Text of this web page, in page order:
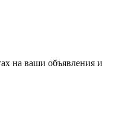
на ваши объявления и